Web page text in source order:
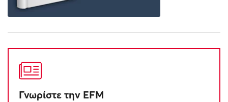
Γνωρίστε την EFM